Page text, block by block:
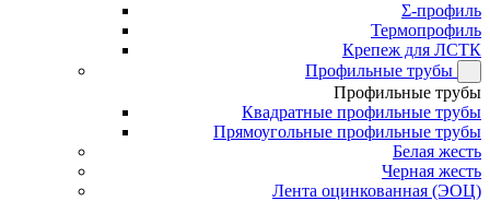
Σ-профиль
Термопрофиль
Крепеж для ЛСТК
Профильные трубы
Профильные трубы
Квадратные профильные трубы
Прямоугольные профильные трубы
Белая жесть
Черная жесть
Лента оцинкованная (ЭОЦ)